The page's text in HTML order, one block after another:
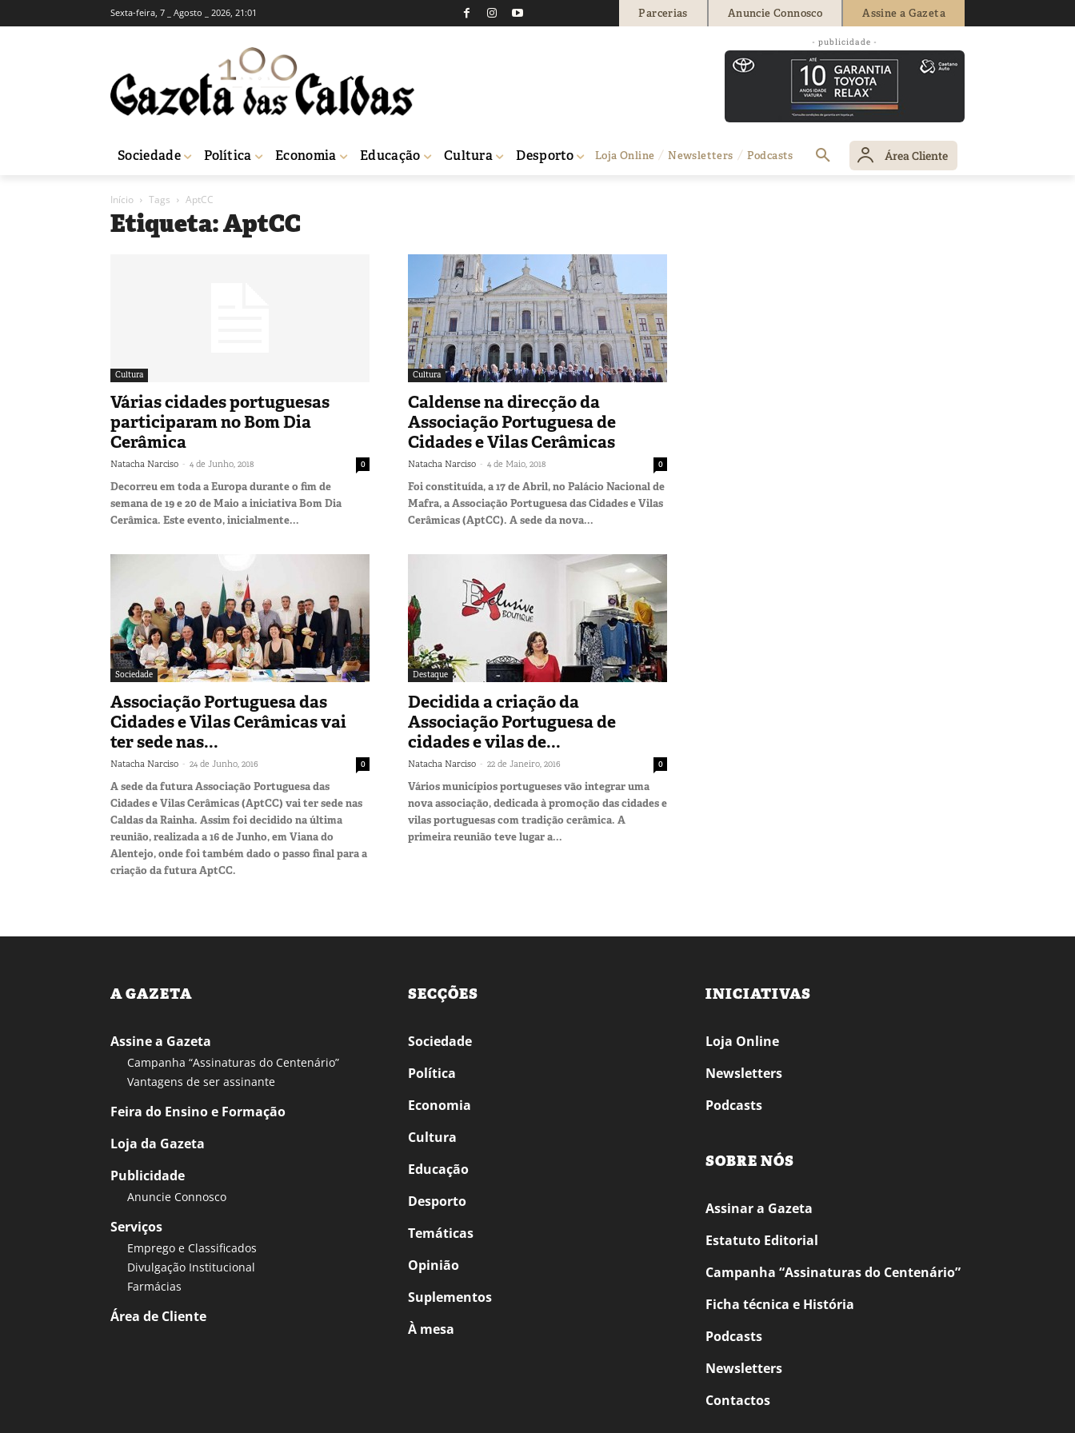
Sexta-feira, 7 _ Agosto _ 2026, 21:01 Parcerias Anuncie Connosco Assine a Gazeta
- publicidade -
Sociedade Política Economia Educação Cultura Desporto Loja Online Newsletters Podcasts Área Cliente
Início Tags AptCC
Etiqueta: AptCC
Cultura
Várias cidades portuguesas
participaram no Bom Dia
Cerâmica
Natacha Narciso - 4 de Junho, 2018 0
Decorreu em toda a Europa durante o fim de
semana de 19 e 20 de Maio a iniciativa Bom Dia
Cerâmica. Este evento, inicialmente...
Cultura
Caldense na direcção da
Associação Portuguesa de
Cidades e Vilas Cerâmicas
Natacha Narciso - 4 de Maio, 2018 0
Foi constituída, a 17 de Abril, no Palácio Nacional de
Mafra, a Associação Portuguesa das Cidades e Vilas
Cerâmicas (AptCC). A sede da nova...
Sociedade
Associação Portuguesa das
Cidades e Vilas Cerâmicas vai
ter sede nas...
Natacha Narciso - 24 de Junho, 2016 0
A sede da futura Associação Portuguesa das
Cidades e Vilas Cerâmicas (AptCC) vai ter sede nas
Caldas da Rainha. Assim foi decidido na última
reunião, realizada a 16 de Junho, em Viana do
Alentejo, onde foi também dado o passo final para a
criação da futura AptCC.
Destaque
Decidida a criação da
Associação Portuguesa de
cidades e vilas de...
Natacha Narciso - 22 de Janeiro, 2016 0
Vários municípios portugueses vão integrar uma
nova associação, dedicada à promoção das cidades e
vilas portuguesas com tradição cerâmica. A
primeira reunião teve lugar a...
A GAZETA
Assine a Gazeta
Campanha “Assinaturas do Centenário”
Vantagens de ser assinante
Feira do Ensino e Formação
Loja da Gazeta
Publicidade
Anuncie Connosco
Serviços
Emprego e Classificados
Divulgação Institucional
Farmácias
Área de Cliente
SECÇÕES
Sociedade
Política
Economia
Cultura
Educação
Desporto
Temáticas
Opinião
Suplementos
À mesa
INICIATIVAS
Loja Online
Newsletters
Podcasts
SOBRE NÓS
Assinar a Gazeta
Estatuto Editorial
Campanha “Assinaturas do Centenário”
Ficha técnica e História
Podcasts
Newsletters
Contactos